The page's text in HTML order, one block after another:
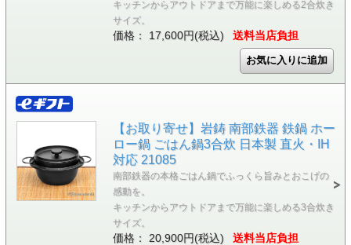
キッチンからアウトドアまで万能に楽しめる2合炊き
サイズ。
価格： 17,600円(税込) 送料当店負担
【お取り寄せ】岩鋳 南部鉄器 鉄鍋 ホー
ロー鍋 ごはん鍋3合炊 日本製 直火・IH
対応 21085
南部鉄器の本格ごはん鍋でふっくら旨みとおこげの
感動を。
キッチンからアウトドアまで万能に楽しめる3合炊き
サイズ。
価格： 20,900円(税込) 送料当店負担